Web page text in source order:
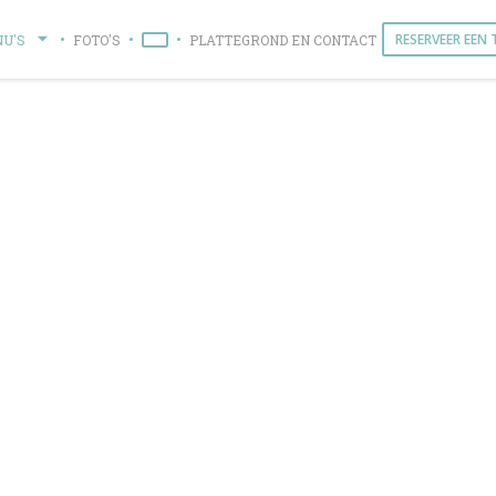
FOTO'S ((OPENT IN EEN NIEUW VENSTER))
PLATTEGROND EN CONTACT RESERVEER EEN